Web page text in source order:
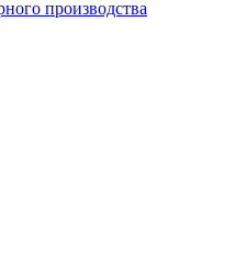
производства